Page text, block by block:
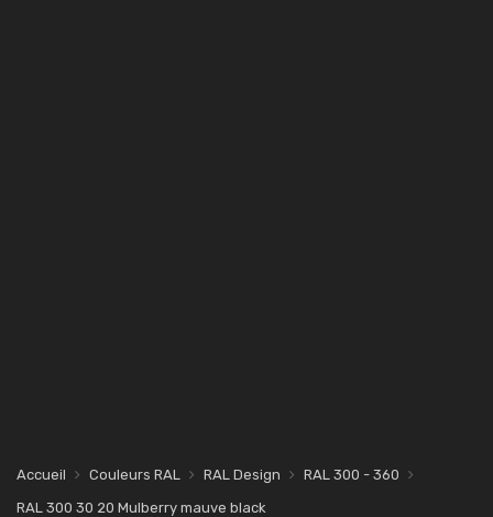
Accueil Couleurs RAL RAL Design
RAL 300 - 360
RAL 300 30 20 Mulberry mauve black